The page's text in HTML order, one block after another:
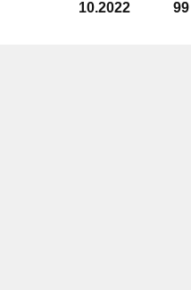
10.2022 99